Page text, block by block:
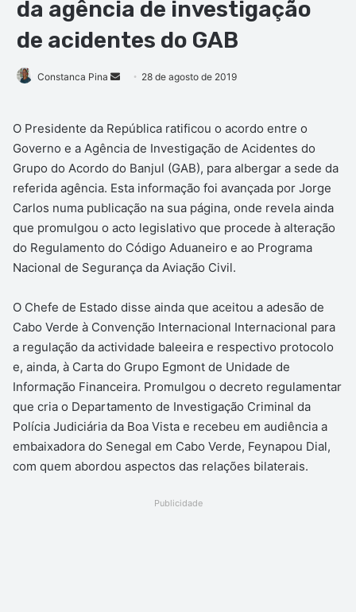
da agência de investigação
de acidentes do GAB
Constanca Pina
Mande
mail
28 de agosto de 2019
O Presidente da República ratificou o acordo entre o
Governo e a Agência de Investigação de Acidentes do
Grupo do Acordo do Banjul (GAB), para albergar a sede da
referida agência. Esta informação foi avançada por Jorge
Carlos numa publicação na sua página, onde revela ainda
que promulgou o acto legislativo que procede à alteração
do Regulamento do Código Aduaneiro e ao Programa
Nacional de Segurança da Aviação Civil.
O Chefe de Estado disse ainda que aceitou a adesão de
Cabo Verde à Convenção Internacional Internacional para
a regulação da actividade baleeira e respectivo protocolo
e, ainda, à Carta do Grupo Egmont de Unidade de
Informação Financeira. Promulgou o decreto regulamentar
que cria o Departamento de Investigação Criminal da
Polícia Judiciária da Boa Vista e recebeu em audiência a
embaixadora do Senegal em Cabo Verde, Feynapou Dial,
com quem abordou aspectos das relações bilaterais.
Publicidade